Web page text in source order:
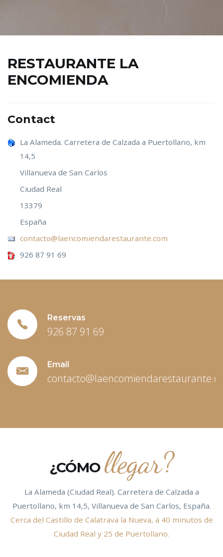
RESTAURANTE LA
ENCOMIENDA
Contact
La Alameda. Carretera de Calzada a Puertollano, km
14,5
Villanueva de San Carlos
Ciudad Real
13379
España
contacto@laencomiendarestaurante.com
926 87 91 69
Reservas
926 87 91 69
Email
¿CÓMO llegar?
La Alameda (Ciudad Real). Carretera de Calzada a
Puertollano, km 14,5, Villanueva de San Carlos, España.
Cerca del Castillo de Calatrava la Nueva, a 40 minutos de
Ciudad Real y 25 de Puertollano.